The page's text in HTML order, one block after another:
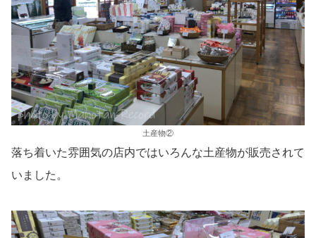
土産物②
落ち着いた雰囲気の店内ではいろんな土産物が販売されて
いました。